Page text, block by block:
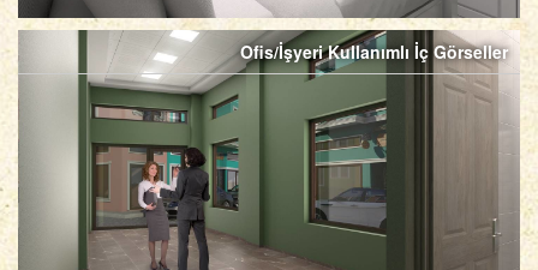
Ofis/İşyeri Kullanımlı İç Görseller